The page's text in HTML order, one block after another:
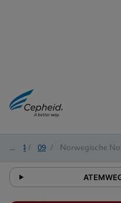
2024 / 09 / Norwegische